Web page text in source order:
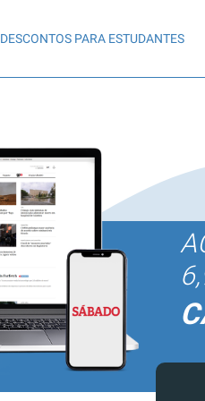
DESCONTOS PARA ESTUDANTES